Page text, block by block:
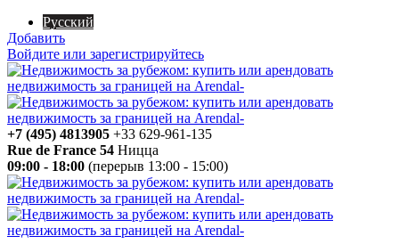
Русский
Добавить
Войдите или зарегистрируйтесь
+7 (495) 4813905 +33 629-961-135
Rue de France 54 Ницца
09:00 - 18:00 (перерыв 13:00 - 15:00)